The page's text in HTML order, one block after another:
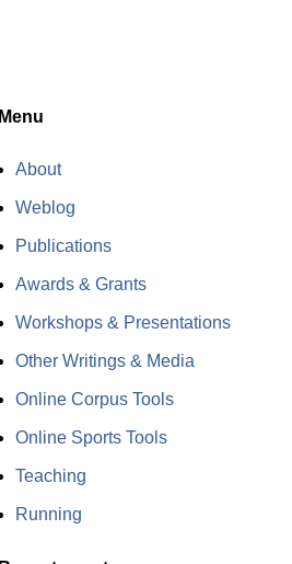
Menu
About
Weblog
Publications
Awards & Grants
Workshops & Presentations
Other Writings & Media
Online Corpus Tools
Online Sports Tools
Teaching
Running